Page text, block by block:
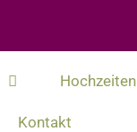
Hochzeiten
Kontakt